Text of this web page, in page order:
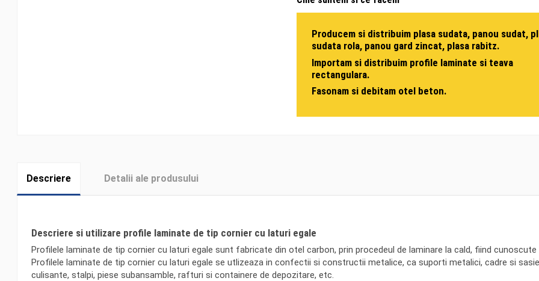
Producem si distribuim plasa sudata, panou sudat,
sudata rola, panou gard zincat, plasa rabitz.
Importam si distribuim profile laminate si teava
rectangulara.
Fasonam si debitam otel beton.
Descriere Detalii ale produsului
Descriere si utilizare profile laminate de tip cornier cu laturi egale
Profilele laminate de tip cornier cu laturi egale sunt fabricate din otel carbon, prin procedeul de laminare la cald, fiind
Profilele laminate de tip cornier cu laturi egale se utlizeaza in confectii si constructii metalice, ca suporti metalici, cadre si
culisante, stalpi, piese subansamble, rafturi si containere de depozitare, etc.